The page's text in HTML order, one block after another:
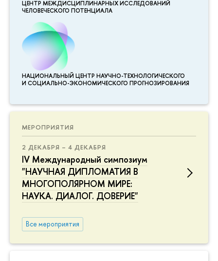
ЦЕНТР МЕЖДИСЦИПЛИНАР­НЫХ ИССЛЕДОВАНИЙ
ЧЕЛОВЕЧЕСКОГО ПОТЕНЦИАЛА
НАЦИОНАЛЬНЫЙ ЦЕНТР НАУЧНО-ТЕХНОЛОГИЧЕСКОГО
И СОЦИАЛЬНО-ЭКОНОМИЧЕСКОГО ПРОГНОЗИРОВАНИЯ
МЕРОПРИЯТИЯ
2 ДЕКАБРЯ – 4 ДЕКАБРЯ
IV Международный симпозиум
"НАУЧНАЯ ДИПЛОМАТИЯ В
МНОГОПОЛЯРНОМ МИРЕ:
НАУКА. ДИАЛОГ. ДОВЕРИЕ"
Все мероприятия